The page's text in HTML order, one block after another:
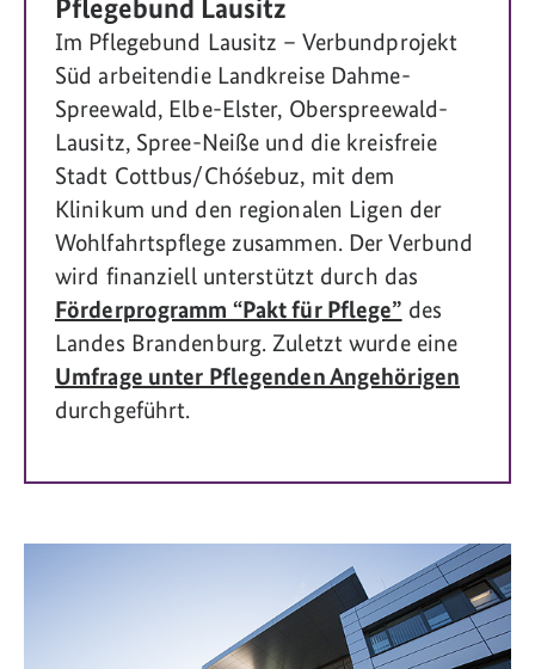
Pflegebund Lausitz
Im Pflegebund Lausitz – Verbundprojekt
Süd arbeitendie Landkreise Dahme-
Spreewald, Elbe-Elster, Oberspreewald-
Lausitz, Spree-Neiße und die kreisfreie
Stadt Cottbus/Chóśebuz, mit dem
Klinikum und den regionalen Ligen der
Wohlfahrtspflege zusammen. Der Verbund
wird finanziell unterstützt durch das
Förderprogramm “Pakt für Pflege” des
Landes Brandenburg. Zuletzt wurde eine
Umfrage unter Pflegenden Angehörigen
durchgeführt.